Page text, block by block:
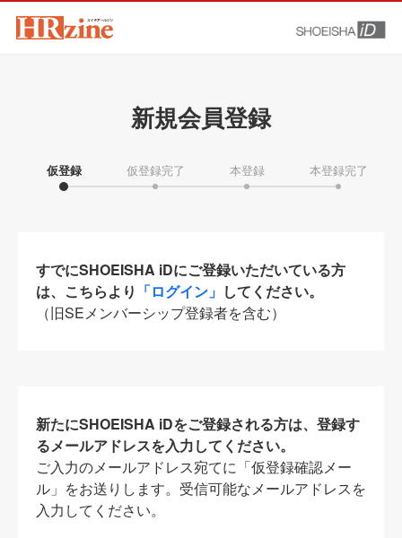
新規会員登録
仮登録 仮登録完了 本登録 本登録完了
すでにSHOEISHA iDにご登録いただいている方
は、こちらより 「ログイン」 してください。
（旧SEメンバーシップ登録者を含む）
新たにSHOEISHA iDをご登録される方は、登録す
るメールアドレスを入力してください。
ご入力のメールアドレス宛てに「仮登録確認メー
ル」をお送りします。受信可能なメールアドレスを
入力してください。